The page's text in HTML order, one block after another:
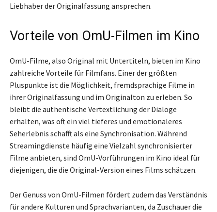
Liebhaber der Originalfassung ansprechen.
Vorteile von OmU-Filmen im Kino
OmU-Filme, also Original mit Untertiteln, bieten im Kino
zahlreiche Vorteile für Filmfans. Einer der größten
Pluspunkte ist die Möglichkeit, fremdsprachige Filme in
ihrer Originalfassung und im Originalton zu erleben. So
bleibt die authentische Vertextlichung der Dialoge
erhalten, was oft ein viel tieferes und emotionaleres
Seherlebnis schafft als eine Synchronisation. Während
Streamingdienste häufig eine Vielzahl synchronisierter
Filme anbieten, sind OmU-Vorführungen im Kino ideal für
diejenigen, die die Original-Version eines Films schätzen.
Der Genuss von OmU-Filmen fördert zudem das Verständnis
für andere Kulturen und Sprachvarianten, da Zuschauer die